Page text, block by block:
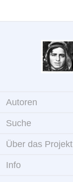
Autoren
Suche
Über das Projekt
Info